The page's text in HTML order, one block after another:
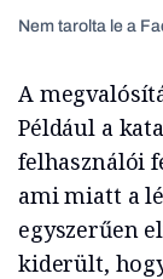
Nem tarolta le a
A
Például a
felhasználói
ami miatt a
egyszerűen
kiderült,